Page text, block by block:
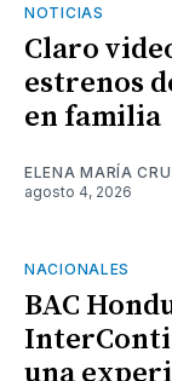
NOTICIAS
Claro
estrenos
en familia
ELENA MARÍA
agosto 4, 2026
NACIONALES
BAC
una